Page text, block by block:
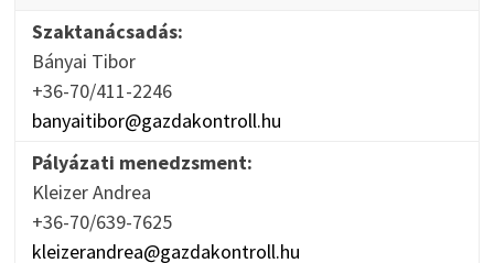
Szaktanácsadás:
Bányai Tibor
+36-70/411-2246
banyaitibor@gazdakontroll.hu
Pályázati menedzsment:
Kleizer Andrea
+36-70/639-7625
kleizerandrea@gazdakontroll.hu